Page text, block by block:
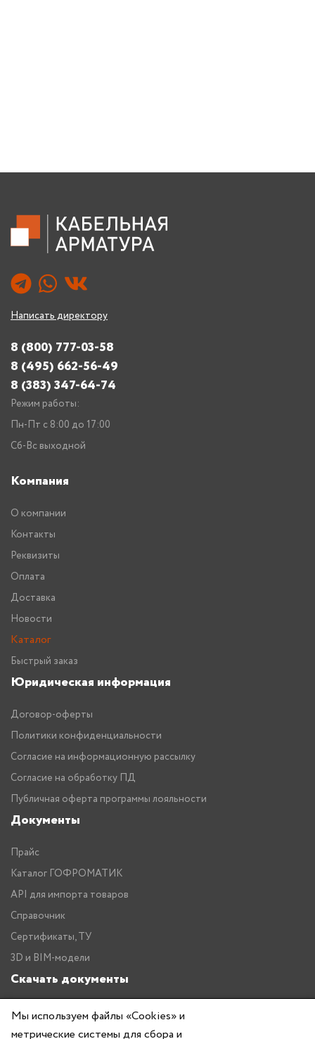
Написать директору
8 (800) 777-03-58
8 (495) 662-56-49
8 (383) 347-64-74
Режим работы:
Пн-Пт с 8:00 до 17:00
Сб-Вс выходной
Компания
О компании
Контакты
Реквизиты
Оплата
Доставка
Новости
Каталог
Быстрый заказ
Юридическая информация
Договор-оферты
Политики конфиденциальности
Согласие на информационную рассылку
Согласие на обработку ПД
Публичная оферта программы лояльности
Документы
Прайс
Каталог ГОФРОМАТИК
API для импорта товаров
Справочник
Сертификаты, ТУ
3D и BIM-модели
Скачать документы
Прайс
Каталог ГОФРОМАТИК
Мы используем файлы «Cookies» и
метрические системы для сбора и